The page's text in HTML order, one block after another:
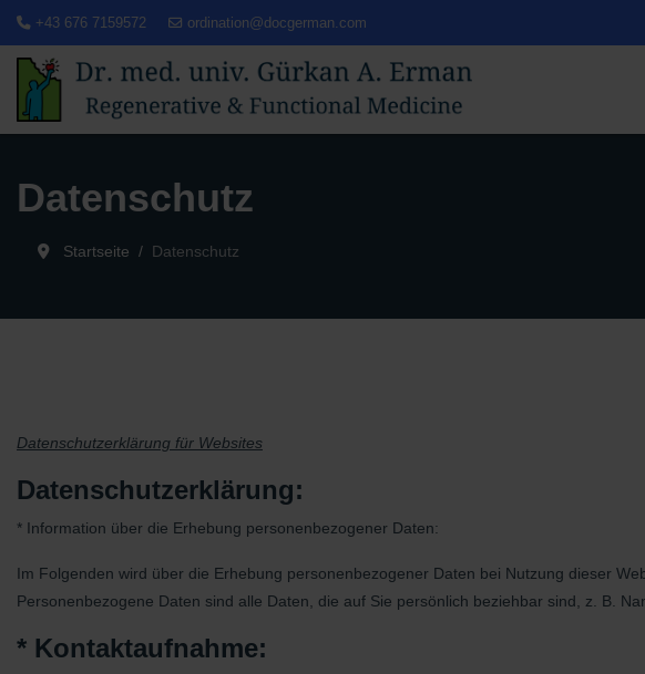
+43 676 7159572 ordination@docgerman.com
Datenschutz
Startseite Datenschutz
Datenschutzerklärung für Websites
Datenschutzerklärung:
* Information über die Erhebung personenbezogener Daten:
Im Folgenden wird über die Erhebung personenbezogener Daten bei Nutzung dieser
Personenbezogene Daten sind alle Daten, die auf Sie persönlich beziehbar sind, z. B.
* Kontaktaufnahme: